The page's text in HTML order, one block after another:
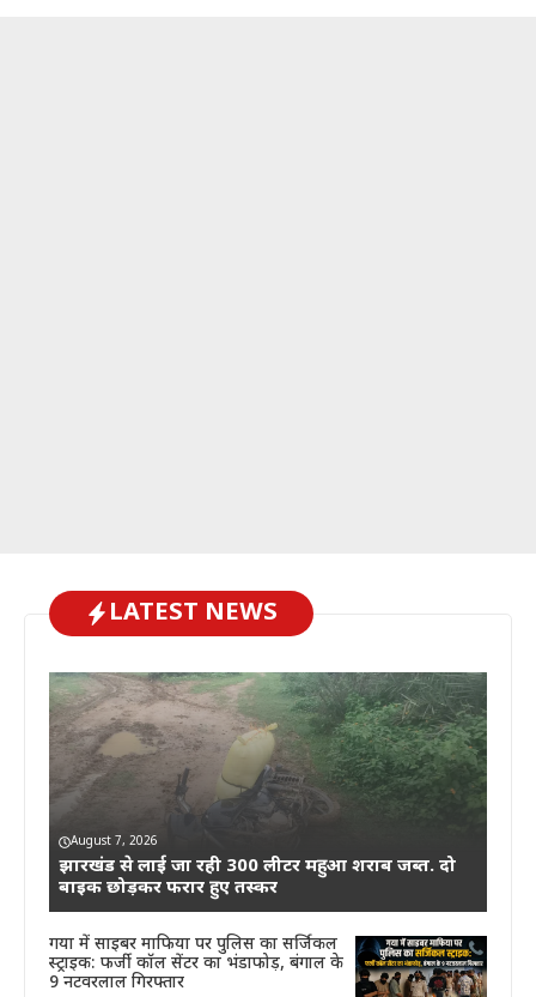
LATEST NEWS
August 7, 2026
झारखंड से लाई जा रही 300 लीटर महुआ शराब जब्त. दो
बाइक छोड़कर फरार हुए तस्कर
गया में साइबर माफिया पर पुलिस का सर्जिकल
स्ट्राइक: फर्जी कॉल सेंटर का भंडाफोड़, बंगाल के
9 नटवरलाल गिरफ्तार